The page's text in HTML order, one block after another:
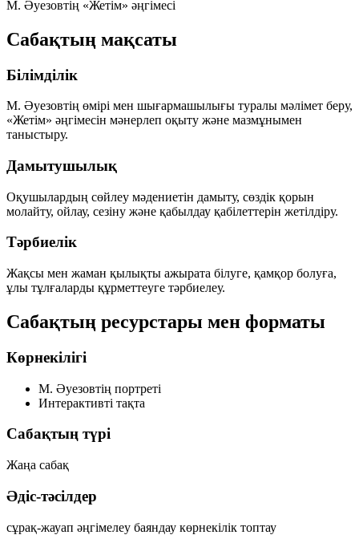
М. Әуезовтің «Жетім» әңгімесі
Сабақтың мақсаты
Білімділік
М. Әуезовтің өмірі мен шығармашылығы туралы мәлімет беру,
«Жетім» әңгімесін мәнерлеп оқыту және мазмұнымен
таныстыру.
Дамытушылық
Оқушылардың сөйлеу мәдениетін дамыту, сөздік қорын
молайту, ойлау, сезіну және қабылдау қабілеттерін жетілдіру.
Тәрбиелік
Жақсы мен жаман қылықты ажырата білуге, қамқор болуға,
ұлы тұлғаларды құрметтеуге тәрбиелеу.
Сабақтың ресурстары мен форматы
Көрнекілігі
М. Әуезовтің портреті
Интерактивті тақта
Сабақтың түрі
Жаңа сабақ
Әдіс-тәсілдер
сұрақ-жауап әңгімелеу баяндау көрнекілік топтау